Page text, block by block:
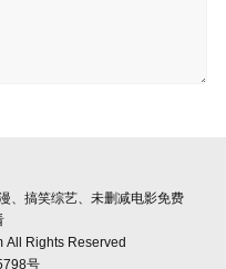
、搞笑综艺、未删减电影免费
Rights Reserved
号